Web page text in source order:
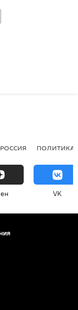
РОССИЯ ПОЛИТИКА
VK